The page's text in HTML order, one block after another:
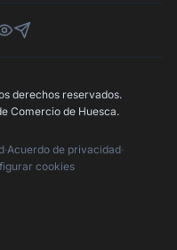
Sugerencias
Contratante
de Transparencia
Contacta con nosotros
derechos reservados.
Comercio de Huesca.
·Acuerdo de privacidad·
cookies